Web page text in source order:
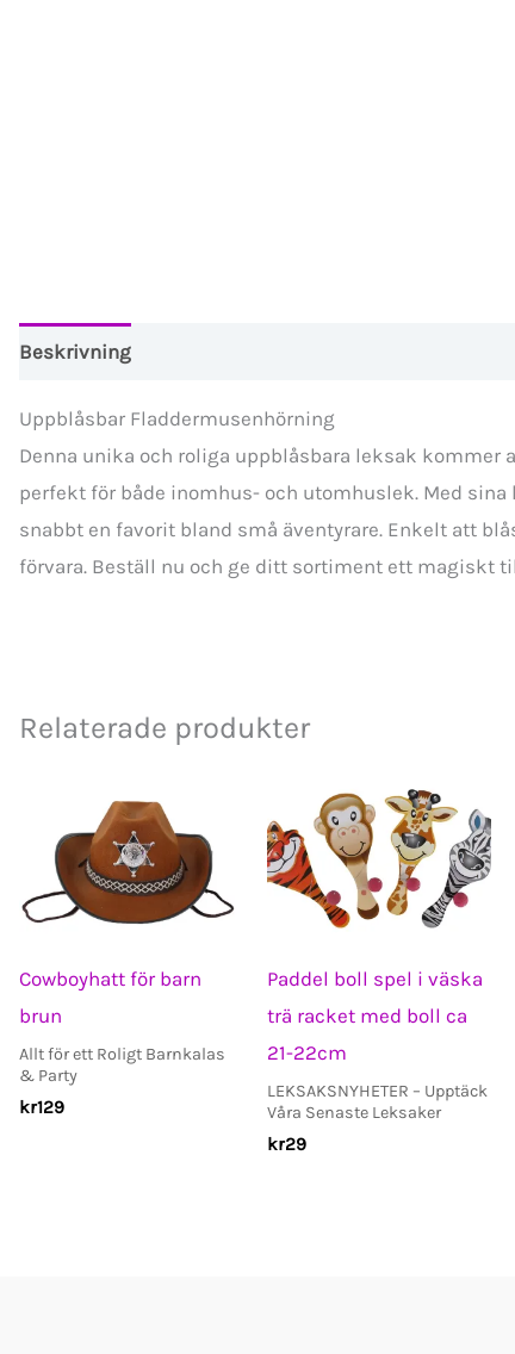
Beskrivning
Uppblåsbar Fladdermusenhörning
Denna unika och roliga uppblåsbara leksak
perfekt för både inomhus- och utomhuslek. Med
snabbt en favorit bland små äventyrare. Enkelt att
förvara. Beställ nu och ge ditt sortiment ett magiskt
Relaterade produkter
Cowboyhatt för barn
brun
Allt för ett Roligt Barnkalas
& Party
kr129
Paddel boll spel i väska
trä racket med boll ca
21-22cm
LEKSAKSNYHETER – Upptäck
Våra Senaste Leksaker
kr29